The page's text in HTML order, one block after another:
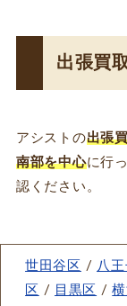
出張買
アシストの出張
南部を中心に行
認ください。
世田谷区 / 八
区 / 目黒区 /